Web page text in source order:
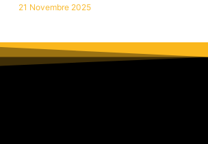
21 Novembre 2025